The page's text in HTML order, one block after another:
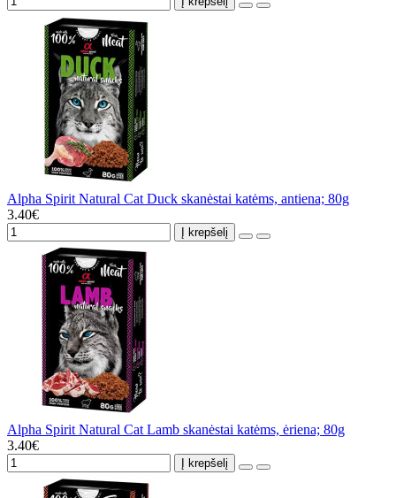
Alpha Spirit Natural Cat Duck skanėstai katėms, antiena; 80g
3.40€
Į krepšelį
Alpha Spirit Natural Cat Lamb skanėstai katėms, ėriena; 80g
3.40€
Į krepšelį